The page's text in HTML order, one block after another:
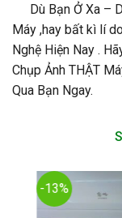
Dù Bạn Ở Xa –
Máy ,hay bất kì lí
Nghệ Hiện Nay .
Chụp Ảnh THẬT
Qua Bạn Ngay.
-13%